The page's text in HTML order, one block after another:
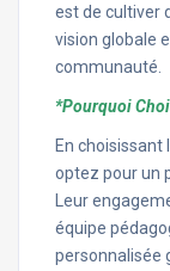
est de cultiver
vision globale
communauté.
*Pourquoi
En choisissant
optez pour un
Leur
équipe
personnalisée